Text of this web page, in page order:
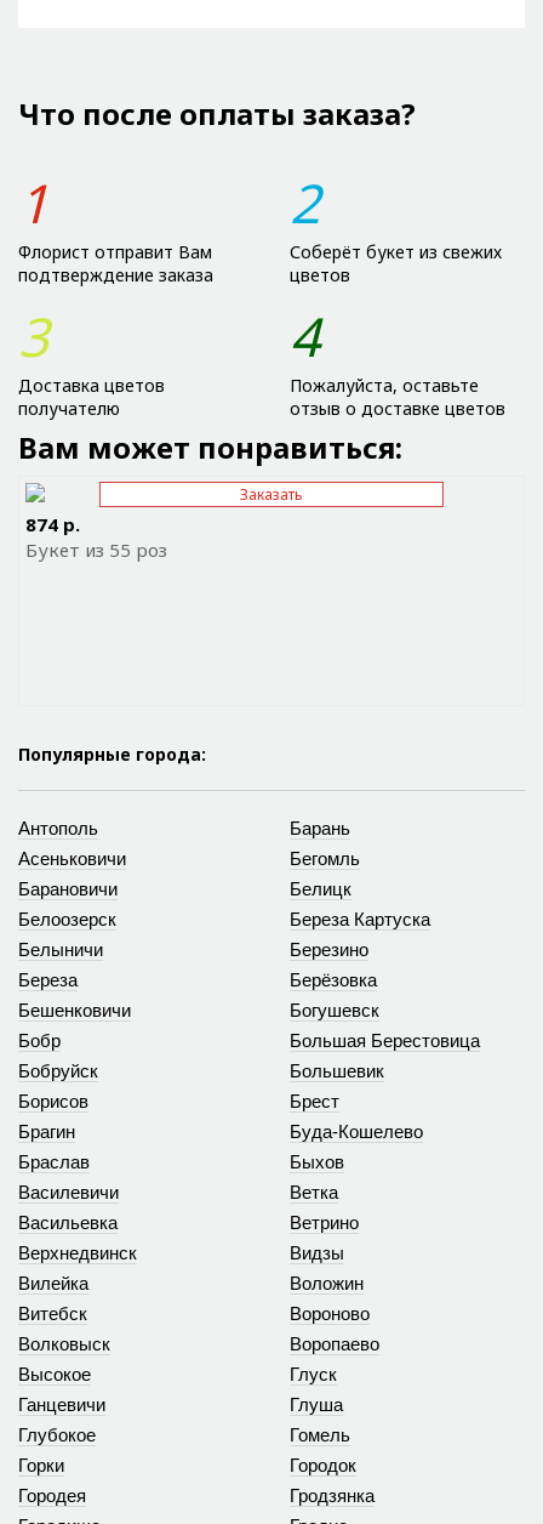
Что после оплаты заказа?
1
Флорист отправит Вам
подтверждение заказа
2
Соберёт букет из свежих
цветов
3
Доставка цветов
получателю
4
Пожалуйста, оставьте
отзыв о доставке цветов
Вам может понравиться:
Заказать
874 р.
Букет из 55 роз
Отправить ссылку на приложение
Популярные города:
Антополь
Асеньковичи
Барановичи
Барань
Бегомль
Белицк
Белоозерск
Белыничи
Береза
Береза Картуска
Березино
Берёзовка
Бешенковичи
Бобр
Бобруйск
Богушевск
Большая Берестовица
Большевик
Борисов
Брагин
Браслав
Брест
Буда-Кошелево
Быхов
Василевичи
Васильевка
Верхнедвинск
Ветка
Ветрино
Видзы
Вилейка
Витебск
Волковыск
Воложин
Вороново
Воропаево
Высокое
Ганцевичи
Глубокое
Глуск
Глуша
Гомель
Горки
Городея
Городок
Гродзянка